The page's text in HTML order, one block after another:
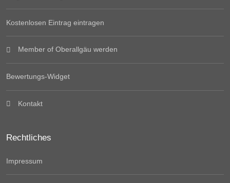
Kostenlosen Eintrag eintragen
Member of Oberallgäu werden
Bewertungs-Widget
Kontakt
Rechtliches
Impressum